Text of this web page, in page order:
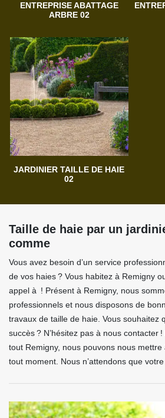
ENTREPRISE ABATTAGE
ARBRE 02
JARDINIER TAILLE DE HAIE
02
Taille de haie par un
comme
Vous avez besoin d’un service
de vos haies ? Vous habitez à Remigny
appel à ! Présent à Remigny, nous
professionnels et nous disposons de
travaux de taille de haie. Vous souhaitez
succès ? N’hésitez pas à nous contacter
tout Remigny, nous pouvons nous mettre
tout moment. Nous n’attendons que